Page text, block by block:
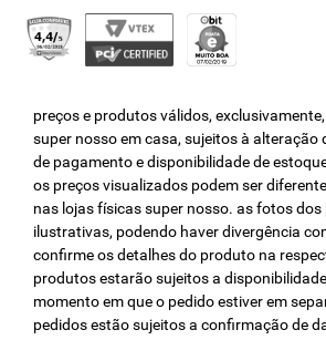
preços e produtos válidos,
super nosso em casa, sujeitos à alteração
de pagamento e disponibilidade de
os preços visualizados podem ser
nas lojas físicas super nosso. as fotos
ilustrativas, podendo haver divergência
confirme os detalhes do produto na
produtos estarão sujeitos a
momento em que o pedido estiver em
pedidos estão sujeitos a confirmação de